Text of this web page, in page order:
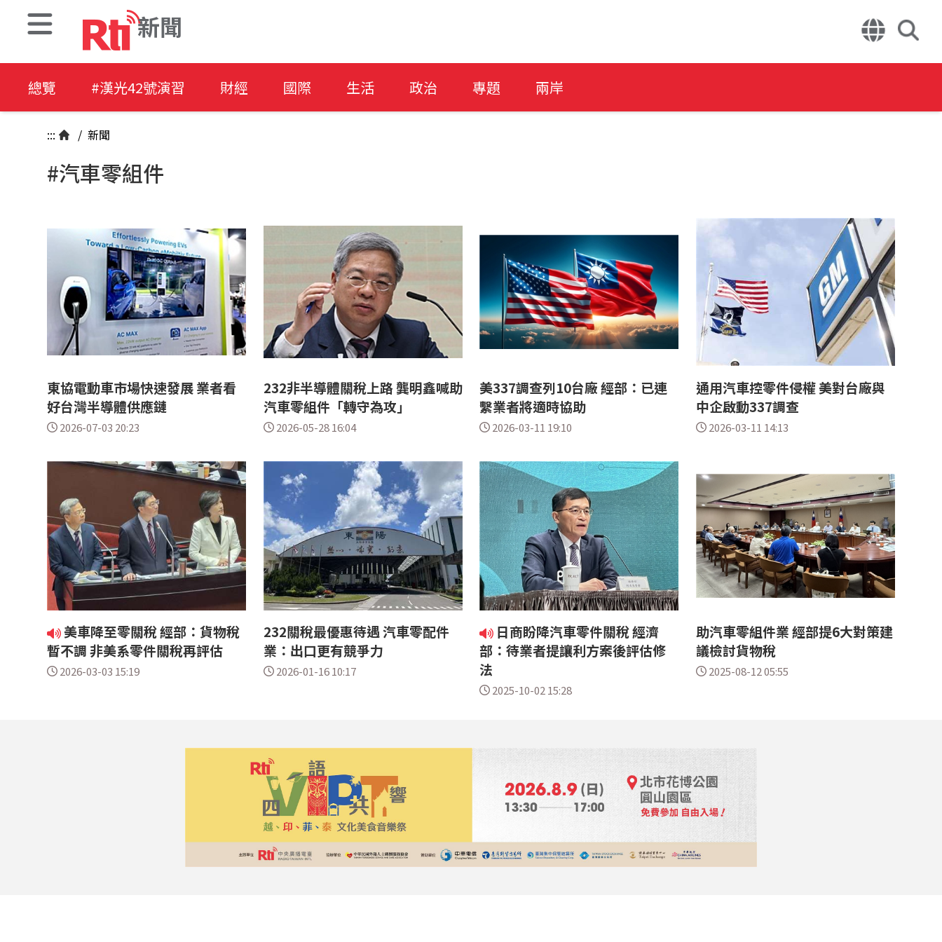
新聞
總覽 #漢光42號演習 財經 國際 生活 政治 專題 兩岸
::: / 新聞
#汽車零組件
東協電動車市場快速發展 業者看
好台灣半導體供應鏈
2026-07-03 20:23
232非半導體關稅上路 龔明鑫喊助
汽車零組件「轉守為攻」
2026-05-28 16:04
美337調查列10台廠 經部：已連
繫業者將適時協助
2026-03-11 19:10
通用汽車控零件侵權 美對台廠與
中企啟動337調查
2026-03-11 14:13
美車降至零關稅 經部：貨物稅
暫不調 非美系零件關稅再評估
2026-03-03 15:19
232關稅最優惠待遇 汽車零配件
業：出口更有競爭力
2026-01-16 10:17
日商盼降汽車零件關稅 經濟
部：待業者提讓利方案後評估修
法
2025-10-02 15:28
助汽車零組件業 經部提6大對策建
議檢討貨物稅
2025-08-12 05:55